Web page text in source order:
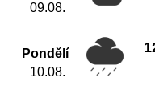
09.08.
Pondělí
10.08.